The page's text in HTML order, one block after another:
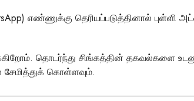
எண்ணுக்கு தெரியப்படுத்தினால்
தொடர்ந்து சிங்கத்தின் தகவல்களை
கொள்ளவும்.